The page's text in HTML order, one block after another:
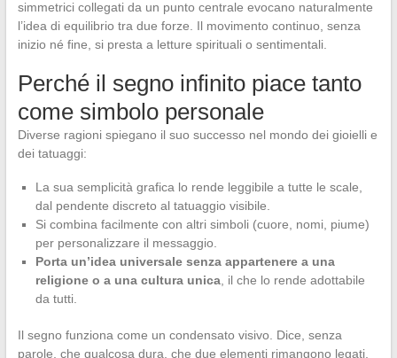
simmetrici collegati da un punto centrale evocano naturalmente
l’idea di equilibrio tra due forze. Il movimento continuo, senza
inizio né fine, si presta a letture spirituali o sentimentali.
Perché il segno infinito piace tanto
come simbolo personale
Diverse ragioni spiegano il suo successo nel mondo dei gioielli e
dei tatuaggi:
La sua semplicità grafica lo rende leggibile a tutte le scale,
dal pendente discreto al tatuaggio visibile.
Si combina facilmente con altri simboli (cuore, nomi, piume)
per personalizzare il messaggio.
Porta un’idea universale senza appartenere a una
religione o a una cultura unica, il che lo rende adottabile
da tutti.
Il segno funziona come un condensato visivo. Dice, senza
parole, che qualcosa dura, che due elementi rimangono legati,